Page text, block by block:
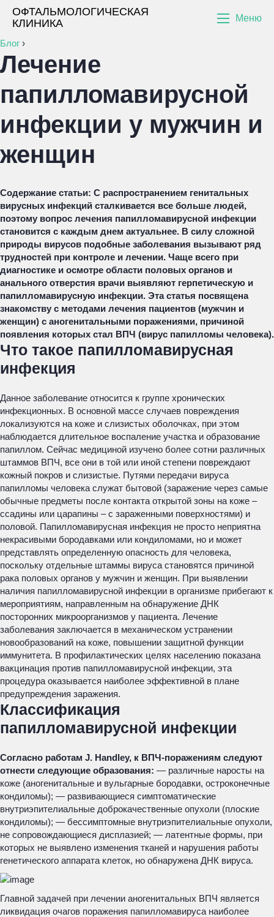
ОФТАЛЬМОЛОГИЧЕСКАЯ
КЛИНИКА
Меню
Блог ›
Лечение
папилломавирусной
инфекции у мужчин и
женщин
Содержание статьи: С распространением генитальных
вирусных инфекций сталкивается все больше людей,
поэтому вопрос лечения папилломавирусной инфекции
становится с каждым днем актуальнее. В силу сложной
природы вирусов подобные заболевания вызывают ряд
трудностей при контроле и лечении. Чаще всего при
диагностике и осмотре области половых органов и
анального отверстия врачи выявляют герпетическую и
папилломавирусную инфекции. Эта статья посвящена
знакомству с методами лечения пациентов (мужчин и
женщин) с аногенитальными поражениями, причиной
появления которых стал ВПЧ (вирус папилломы человека).
Что такое папилломавирусная
инфекция
Данное заболевание относится к группе хронических
инфекционных. В основной массе случаев повреждения
локализуются на коже и слизистых оболочках, при этом
наблюдается длительное воспаление участка и образование
папиллом. Сейчас медициной изучено более сотни различных
штаммов ВПЧ, все они в той или иной степени повреждают
кожный покров и слизистые. Путями передачи вируса
папилломы человека служат бытовой (заражение через самые
обычные предметы после контакта открытой зоны на коже –
ссадины или царапины – с зараженными поверхностями) и
половой. Папилломавирусная инфекция не просто неприятна
некрасивыми бородавками или кондиломами, но и может
представлять определенную опасность для человека,
поскольку отдельные штаммы вируса становятся причиной
рака половых органов у мужчин и женщин. При выявлении
наличия папилломавирусной инфекции в организме прибегают к
мероприятиям, направленным на обнаружение ДНК
посторонних микроорганизмов у пациента. Лечение
заболевания заключается в механическом устранении
новообразований на коже, повышении защитной функции
иммунитета. В профилактических целях населению показана
вакцинация против папилломавирусной инфекции, эта
процедура оказывается наиболее эффективной в плане
предупреждения заражения.
Классификация
папилломавирусной инфекции
Согласно работам J. Handley, к ВПЧ-поражениям следуют
отнести следующие образования: — различные наросты на
коже (аногенитальные и вульгарные бородавки, остроконечные
кондиломы); — развивающиеся симптоматические
внутриэпителиальные доброкачественные опухоли (плоские
кондиломы); — бессимптомные внутриэпителиальные опухоли,
не сопровождающиеся дисплазией; — латентные формы, при
которых не выявлено изменения тканей и нарушения работы
генетического аппарата клеток, но обнаружена ДНК вируса.
Главной задачей при лечении аногенитальных ВПЧ является
ликвидация очагов поражения папилломавируса наиболее